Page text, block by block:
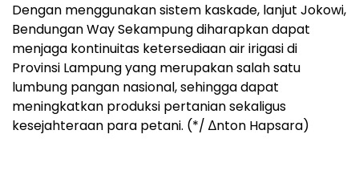
Dengan menggunakan sistem kaskade, lanjut Jokowi,
Bendungan Way Sekampung diharapkan dapat
menjaga kontinuitas ketersediaan air irigasi di
Provinsi Lampung yang merupakan salah satu
lumbung pangan nasional, sehingga dapat
meningkatkan produksi pertanian sekaligus
kesejahteraan para petani. (*/ ∆nton Hapsara)